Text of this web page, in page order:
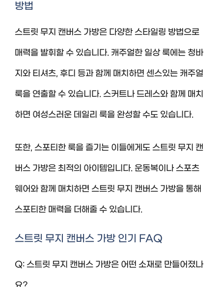
방법
스트릿 무지 캔버스 가방은 다양한 스타일링 방법으로
매력을 발휘할 수 있습니다. 캐주얼한 일상 룩에는 청바
지와 티셔츠, 후디 등과 함께 매치하면 센스있는 캐주얼
룩을 연출할 수 있습니다. 스커트나 드레스와 함께 매치
하면 여성스러운 데일리 룩을 완성할 수도 있습니다.
또한, 스포티한 룩을 즐기는 이들에게도 스트릿 무지 캔
버스 가방은 최적의 아이템입니다. 운동복이나 스포츠
웨어와 함께 매치하면 스트릿 무지 캔버스 가방을 통해
스포티한 매력을 더해줄 수 있습니다.
스트릿 무지 캔버스 가방 인기 FAQ
Q: 스트릿 무지 캔버스 가방은 어떤 소재로 만들어졌나